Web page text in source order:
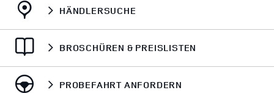
HÄNDLERSUCHE
BROSCHÜREN & PREISLISTEN
PROBEFAHRT ANFORDERN